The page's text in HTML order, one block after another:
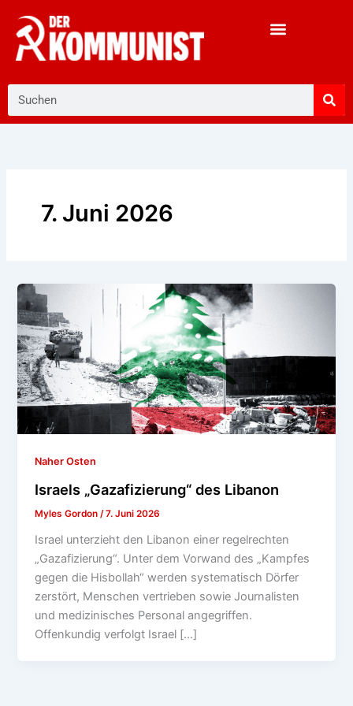
Inhalt
springen
7. Juni 2026
Naher Osten
Israels „Gazafizierung“ des Libanon
Myles Gordon/7. Juni 2026
Israel unterzieht den Libanon einer regelrechten
„Gazafizierung“. Unter dem Vorwand des „Kampfes
gegen die Hisbollah“ werden systematisch Dörfer
zerstört, Menschen vertrieben sowie Journalisten
und medizinisches Personal angegriffen.
Offenkundig verfolgt Israel […]